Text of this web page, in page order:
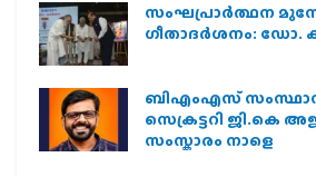
സംഘപ്രാര്‍ത്ഥന
ഗീതാദര്‍ശനം: ഡോ.
ബിഎംഎസ്
സെക്രട്ടറി ജി.കെ
സംസ്കാരം നാളെ